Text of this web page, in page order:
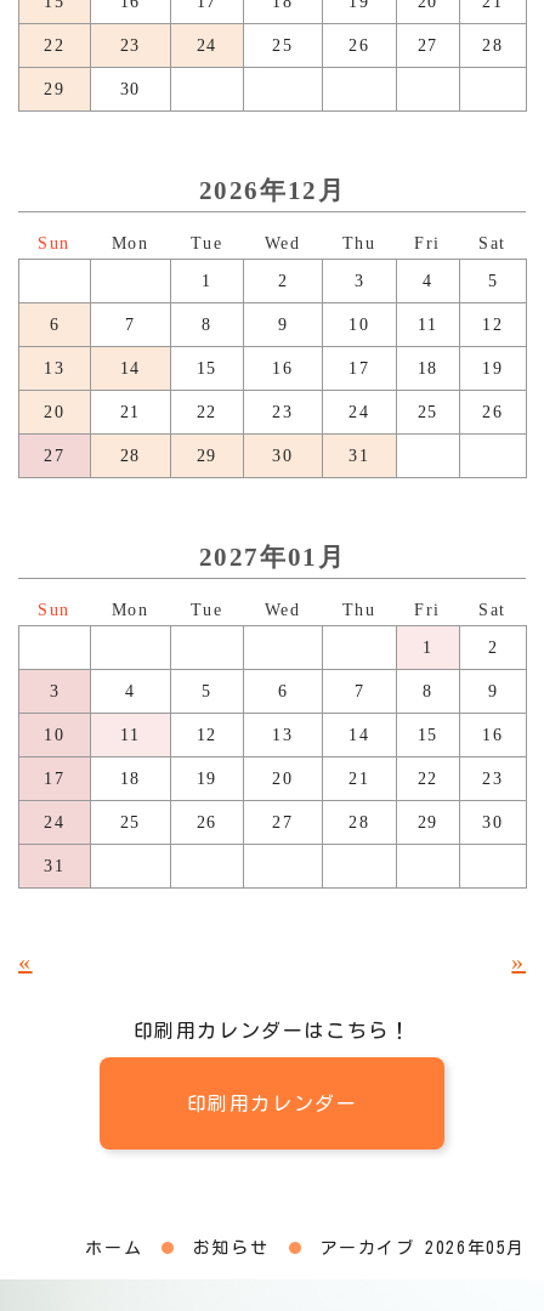
22 23 24 25 26 27 28
29 30
2026年12月
1 2 3 4 5
6 7 8 9 10 11 12
13 14 15 16 17 18 19
20 21 22 23 24 25 26
27 28 29 30 31
2027年01月
1 2
3 4 5 6 7 8 9
10 11 12 13 14 15 16
17 18 19 20 21 22 23
24 25 26 27 28 29 30
31
« »
印刷用カレンダーはこちら！
印刷用カレンダー
ホーム お知らせ アーカイブ 2026年05月